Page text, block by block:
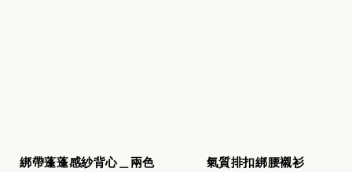
綁帶蓬蓬感紗背心＿兩色 氣質排扣綁腰襯衫